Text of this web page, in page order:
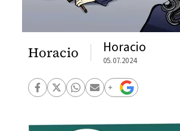
Horacio Horacio
05.07.2024